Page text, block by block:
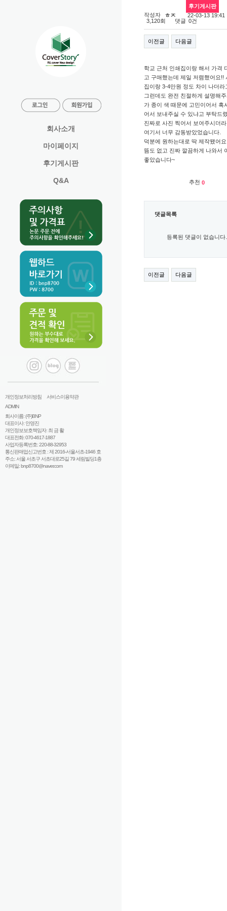
회사소개
마이페이지
후기게시판
Q&A
개인정보처리방침
서비스이용약관
ADMIN
회사이름: (주)BNP
대표이사: 안영진
개인정보보호책임자: 최 금 활
대표전화: 070-4617-1887
사업자등록번호: 220-88-32953
통신판매업신고번호 : 제 2016-서울서초-1946 호
주소: 서울 서초구 서초대로25길 79 세림빌딩1층
이메일: bnp8700@naver.com
후기게시판
작성자 ㅎㅈ
22-03-13 19:41
3,120회
댓글 0건
이전글 다음글
학교 근처 인쇄집이랑 해서 가격
고 구매했는데 제일 저렴했어요!!
집이랑 3-4만원 정도 차이 나더라
그런데도 완전 친절하게 설명해
가 종이 색 때문에 고민이어서 혹
어서 보내주실 수 있냐고 부탁드
진짜로 사진 찍어서 보여주시더
여기서 너무 감동받았었습니다.
덕분에 원하는대로 딱 제작됐어
뜸도 없고 진짜 깔끔하게 나와서
좋았습니다~
추천 0
댓글목록
등록된 댓글이 없습니다.
이전글 다음글